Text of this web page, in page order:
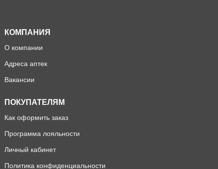
КОМПАНИЯ
О компании
Адреса аптек
Вакансии
ПОКУПАТЕЛЯМ
Как оформить заказ
Программа лояльности
Личный кабинет
Политика конфиденциальности